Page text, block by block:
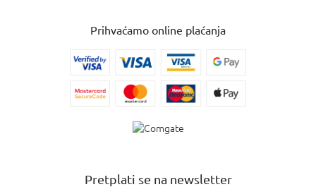
Prihvaćamo online plaćanja
Pretplati se na newsletter